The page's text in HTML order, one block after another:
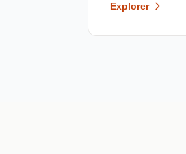
Explorer